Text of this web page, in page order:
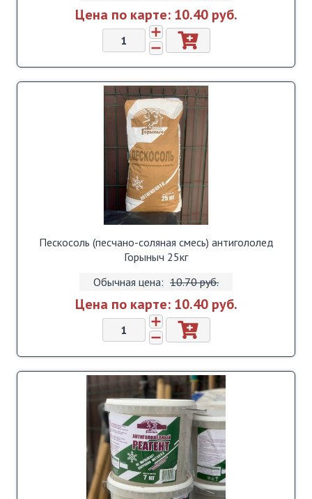
Цена по карте: 10.40 pуб.
Пескосоль (песчано-соляная смесь) антигололед
Горыныч 25кг
Обычная цена: 10.70 pуб.
Цена по карте: 10.40 pуб.